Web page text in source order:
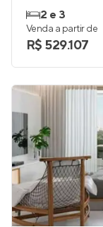
2 e 3
Venda a partir de
R$ 529.107